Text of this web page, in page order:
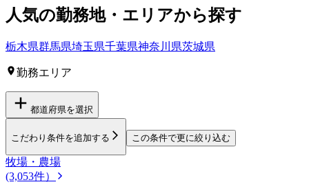
人気の勤務地・エリアから探す
栃木県群馬県埼玉県千葉県神奈川県茨城県
勤務エリア
都道府県を選択
こだわり条件を追加する この条件で更に絞り込む
牧場・農場
(3,053件）